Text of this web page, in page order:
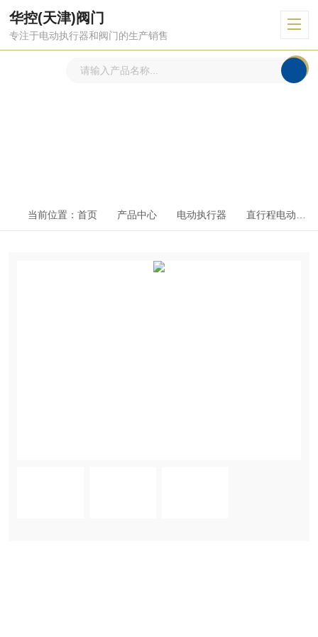
华控(天津)阀门
专注于电动执行器和阀门的生产销售
当前位置： 首页 产品中心 电动执行器 直行程电动执行器